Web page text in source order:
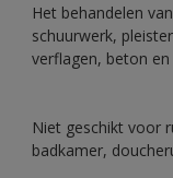
Het behandelen
schuurwerk,
verflagen, beton
Niet geschikt voor
badkamer,